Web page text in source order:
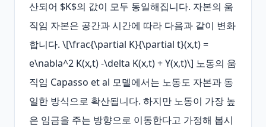
산되어 $K$의 값이 모두 동일해집니다. 자본의 움
직임 자본은 공간과 시간에 따라 다음과 같이 변화
합니다. \[\frac{\partial K}{\partial t}(x,t) =
e\nabla^2 K(x,t) -\delta K(x,t) + Y(x,t)\] 노동의 움
직임 Capasso et al 모델에서는 노동도 자본과 동
일한 방식으로 확산됩니다. 하지만 노동이 가장 높
은 임금을 주는 방향으로 이동한다고 가정해 봅시